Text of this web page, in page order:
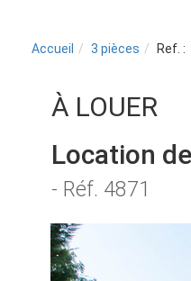
Accueil 3 pièces Ref. :
À LOUER
Location
- Réf. 4871